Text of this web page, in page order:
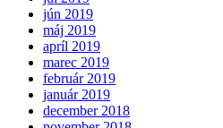
jún 2019
máj 2019
apríl 2019
marec 2019
február 2019
január 2019
december 2018